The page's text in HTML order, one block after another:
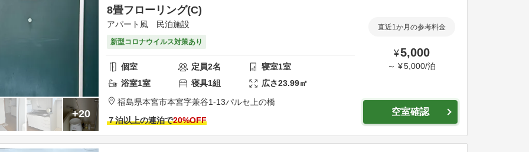
+20
8畳フローリング(C)
アパート風 民泊施設
新型コロナウイルス対策あり
個室 定員2名 寝室1室
浴室1室 寝具1組 広さ23.99㎡
福島県本宮市本宮字兼谷1-13パルセ上の橋
７泊以上の連泊で20%OFF
直近1か月の参考料金
¥5,000
～ ¥5,000/泊
空室確認